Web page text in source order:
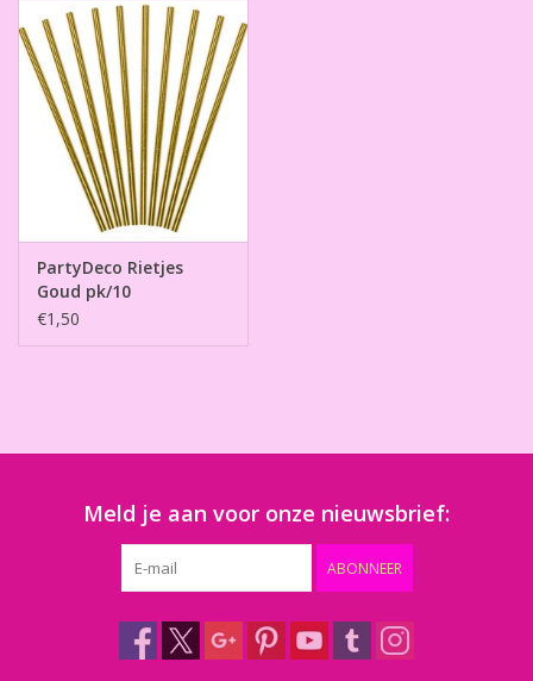
PartyDeco Rietjes
Goud pk/10
€1,50
Meld je aan voor onze nieuwsbrief:
ABONNEER